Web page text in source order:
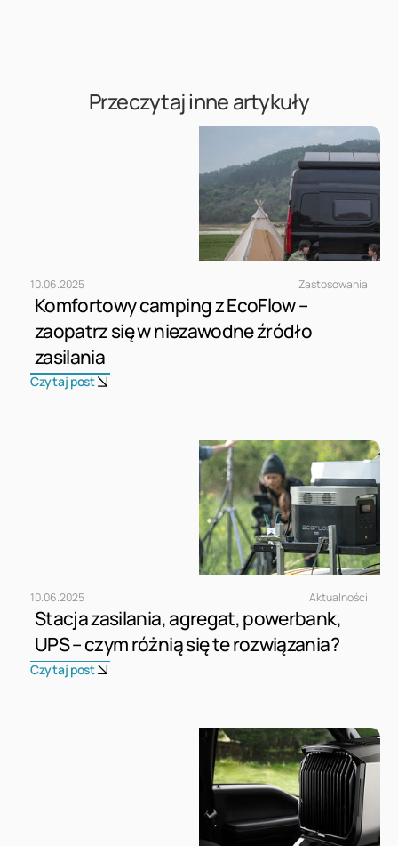
Przeczytaj inne artykuły
10.06.2025 Zastosowania
Komfortowy camping z EcoFlow –
zaopatrz się w niezawodne źródło
zasilania
Czytaj post
10.06.2025 Aktualności
Stacja zasilania, agregat, powerbank,
UPS – czym różnią się te rozwiązania?
Czytaj post